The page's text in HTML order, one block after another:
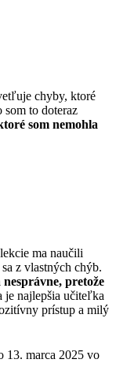
chyby, ktoré
to doteraz
som nemohla
ma naučili
z vlastných chýb.
pretože
je najlepšia učiteľka
prístup a milý
13. marca 2025 vo